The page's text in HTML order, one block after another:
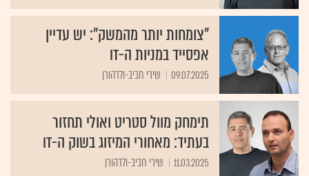
"צומחות יותר מהמשק": יש עדיין
אפסייד במניות ה-IT
09.07.2025 שירי חביב-ולדהורן
תימחק מוול סטריט ואולי תחזור
בעתיד: מאחורי המיזוג בשוק ה-IT
11.03.2025 שירי חביב-ולדהורן